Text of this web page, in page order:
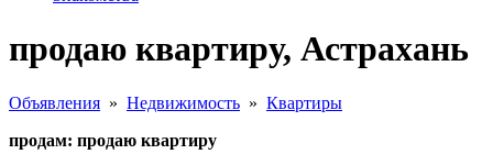
продаю квартиру, Астрахань
Объявления » Недвижимость » Квартиры
продам: продаю квартиру